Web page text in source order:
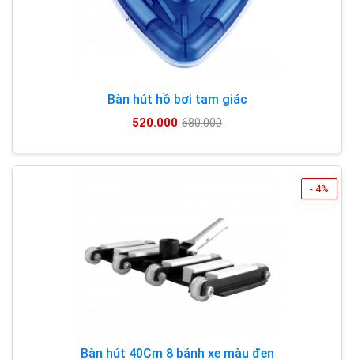
Bàn hút hồ bơi tam giác
520.000 680.000
- 4%
Bàn hút 40Cm 8 bánh xe màu đen